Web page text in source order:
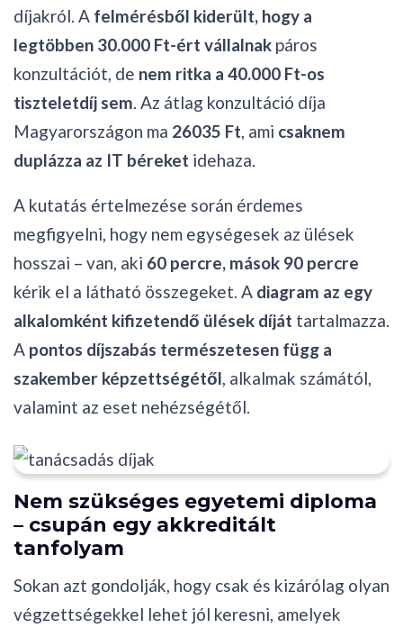
díjakról. A felmérésből kiderült, hogy a
legtöbben 30.000 Ft-ért vállalnak páros
konzultációt, de nem ritka a 40.000 Ft-os
tiszteletdíj sem. Az átlag konzultáció díja
Magyarországon ma 26035 Ft, ami csaknem
duplázza az IT béreket idehaza.
A kutatás értelmezése során érdemes
megfigyelni, hogy nem egységesek az ülések
hosszai – van, aki 60 percre, mások 90 percre
kérik el a látható összegeket. A diagram az egy
alkalomként kifizetendő ülések díját tartalmazza.
A pontos díjszabás természetesen függ a
szakember képzettségétől, alkalmak számától,
valamint az eset nehézségétől.
Nem szükséges egyetemi diploma
– csupán egy akkreditált
tanfolyam
Sokan azt gondolják, hogy csak és kizárólag olyan
végzettségekkel lehet jól keresni, amelyek